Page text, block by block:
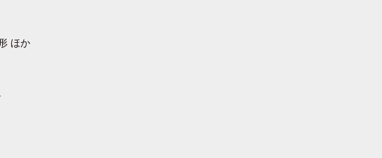
ほか